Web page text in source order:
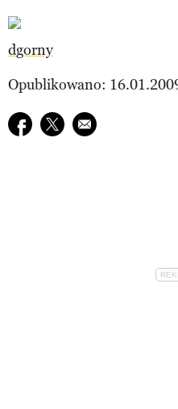
dgorny
Opublikowano:
Udostępnij na facebook
Udostępnij na twitter
E-mail do